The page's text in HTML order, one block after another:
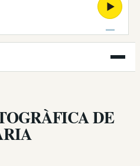
▶
Obre
el
DE